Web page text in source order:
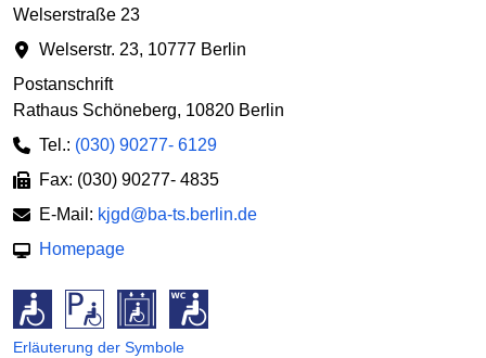
Welserstraße 23
Welserstr. 23, 10777 Berlin
Postanschrift
Rathaus Schöneberg, 10820 Berlin
Tel.: (030) 90277- 6129
Fax: (030) 90277- 4835
E-Mail: kjgd@ba-ts.berlin.de
Homepage
Erläuterung der Symbole